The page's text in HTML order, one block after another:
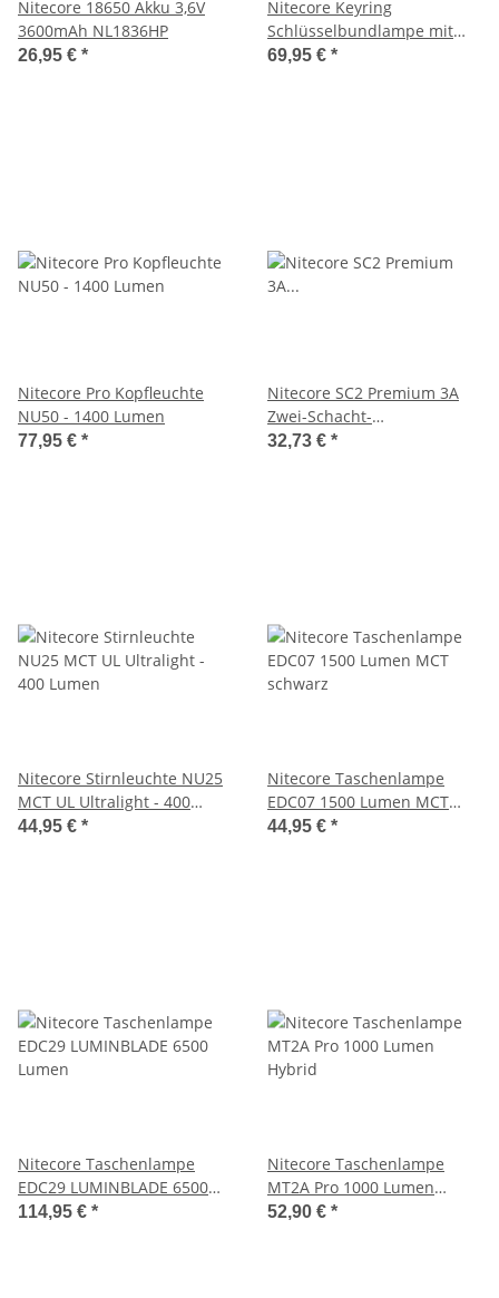
Nitecore 18650 Akku 3,6V
3600mAh NL1836HP
26,95 € *
Nitecore Keyring
Schlüsselbundlampe mit
Display TUP 1000 Lumen in
69,95 € *
Nitecore Pro Kopfleuchte
NU50 - 1400 Lumen
77,95 € *
Nitecore SC2 Premium 3A
Zwei-Schacht-
Schnellladegerät für Li-Ion,
32,73 € *
Nitecore Stirnleuchte NU25
MCT UL Ultralight - 400
Lumen
44,95 € *
Nitecore Taschenlampe
EDC07 1500 Lumen MCT
schwarz
44,95 € *
Nitecore Taschenlampe
EDC29 LUMINBLADE 6500
Lumen
114,95 € *
Nitecore Taschenlampe
MT2A Pro 1000 Lumen
Hybrid
52,90 € *